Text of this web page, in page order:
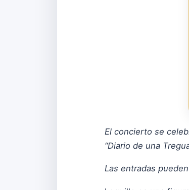
El concierto se
“Diario de una
Las entradas